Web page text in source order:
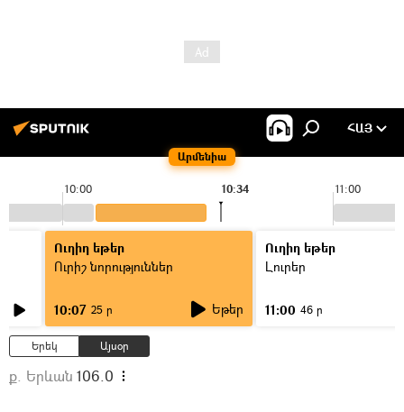
Արմենիա
ՀԱՅ
10:00 11:00
10:34
Ուղիղ եթեր
Ուրիշ նորություններ
10:07 25 ր Եթեր
Ուղիղ եթեր
Լուրեր
11:00 46 ր
Երեկ Այսօր
ք. Երևան 106.0